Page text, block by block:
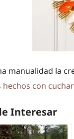
manualidad la
con
Interesar